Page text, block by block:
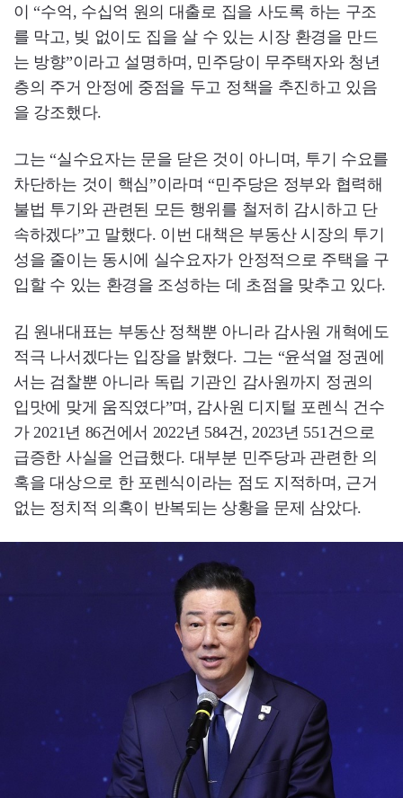
이 “수억, 수십억 원의 대출로 집을 사도록 하는 구조
를 막고, 빚 없이도 집을 살 수 있는 시장 환경을 만드
는 방향”이라고 설명하며, 민주당이 무주택자와 청년
층의 주거 안정에 중점을 두고 정책을 추진하고 있음
을 강조했다.
그는 “실수요자는 문을 닫은 것이 아니며, 투기 수요를
차단하는 것이 핵심”이라며 “민주당은 정부와 협력해
불법 투기와 관련된 모든 행위를 철저히 감시하고 단
속하겠다”고 말했다. 이번 대책은 부동산 시장의 투기
성을 줄이는 동시에 실수요자가 안정적으로 주택을 구
입할 수 있는 환경을 조성하는 데 초점을 맞추고 있다.
김 원내대표는 부동산 정책뿐 아니라 감사원 개혁에도
적극 나서겠다는 입장을 밝혔다. 그는 “윤석열 정권에
서는 검찰뿐 아니라 독립 기관인 감사원까지 정권의
입맛에 맞게 움직였다”며, 감사원 디지털 포렌식 건수
가 2021년 86건에서 2022년 584건, 2023년 551건으로
급증한 사실을 언급했다. 대부분 민주당과 관련한 의
혹을 대상으로 한 포렌식이라는 점도 지적하며, 근거
없는 정치적 의혹이 반복되는 상황을 문제 삼았다.